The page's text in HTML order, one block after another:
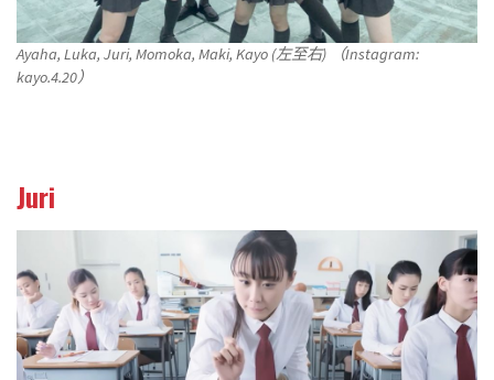
Ayaha, Luka, Juri, Momoka, Maki, Kayo (左至右) （Instagram:
kayo.4.20）
Juri